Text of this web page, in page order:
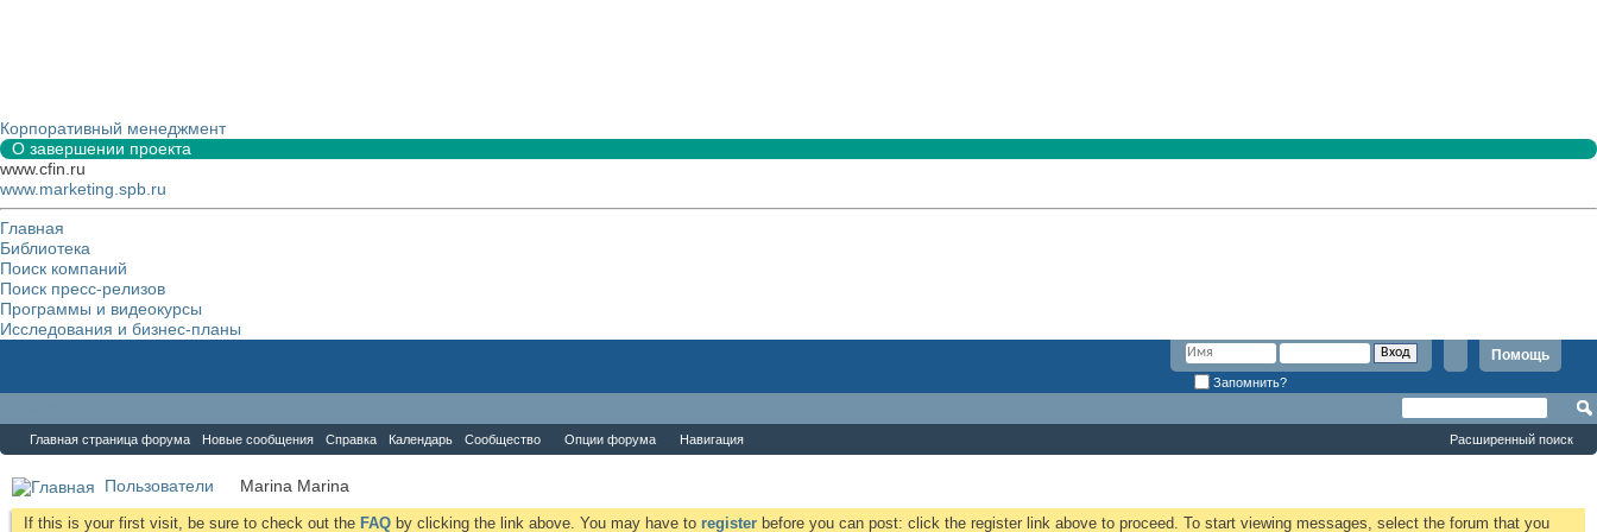
Корпоративный менеджмент
О завершении проекта
www.cfin.ru
www.marketing.spb.ru
Главная
Библиотека
Поиск компаний
Поиск пресс-релизов
Программы и видеокурсы
Исследования и бизнес-планы
Помощь
Запомнить?
Главная страница форума Новые сообщения Справка Календарь Сообщество Опции форума Навигация Расширенный поиск
Пользователи Marina Marina
If this is your first visit, be sure to check out the FAQ by clicking the link above. You may have to register before you can post: click the register link above to proceed. To start viewing messages, select the forum that you